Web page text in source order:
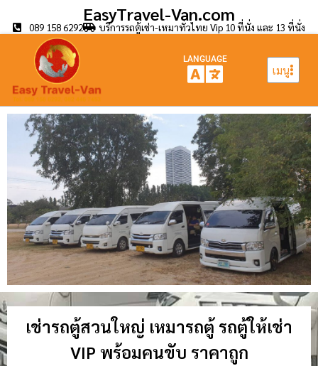
EasyTravel-Van.com
089 158 6292 บริการรถตู้เช่า-เหมาทั่วไทย Vip 10 ที่นั่ง และ 13 ที่นั่ง
เมนู
LANGUAGE
เช่ารถตู้สวนใหญ่ เหมารถตู้ รถตู้ให้เช่า
VIP พร้อมคนขับ ราคาถูก